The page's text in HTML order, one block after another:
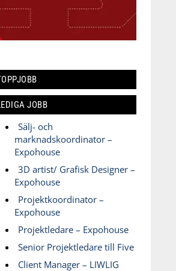
JOBB
Sälj- och
marknadskoordinator –
Expohouse
3D artist/ Grafisk Designer –
Expohouse
Projektkoordinator –
Expohouse
Projektledare – Expohouse
Senior Projektledare till Five
Client Manager – LIWLIG